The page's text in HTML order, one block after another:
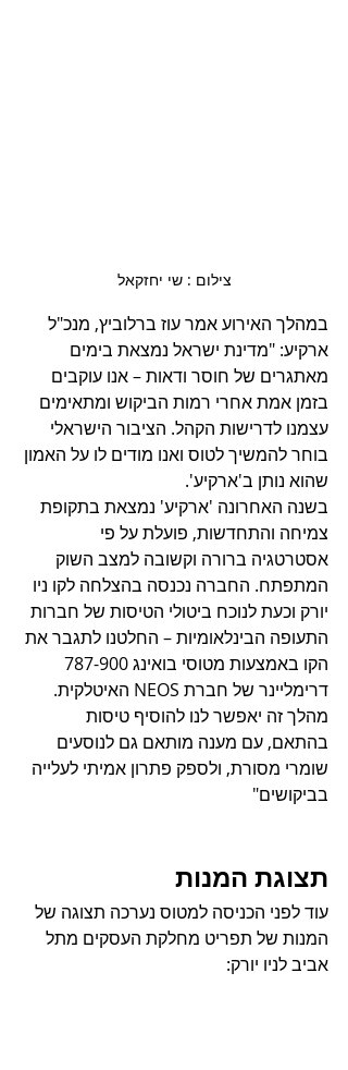
צילום : שי יחזקאל
במהלך האירוע אמר עוז ברלוביץ, מנכ"ל
ארקיע: "מדינת ישראל נמצאת בימים
מאתגרים של חוסר ודאות – אנו עוקבים
בזמן אמת אחרי רמות הביקוש ומתאימים
עצמנו לדרישות הקהל. הציבור הישראלי
בוחר להמשיך לטוס ואנו מודים לו על האמון
שהוא נותן ב'ארקיע'.
בשנה האחרונה 'ארקיע' נמצאת בתקופת
צמיחה והתחדשות, פועלת על פי
אסטרטגיה ברורה וקשובה למצב השוק
המתפתח. החברה נכנסה בהצלחה לקו ניו
יורק וכעת לנוכח ביטולי הטיסות של חברות
התעופה הבינלאומיות – החלטנו לתגבר את
דרימליינר של חברת NEOS האיטלקית.
מהלך זה יאפשר לנו להוסיף טיסות
בהתאם, עם מענה מותאם גם לנוסעים
שומרי מסורת, ולספק פתרון אמיתי לעלייה
בביקושים"
תצוגת המנות
עוד לפני הכניסה למטוס נערכה תצוגה של
המנות של תפריט מחלקת העסקים מתל
אביב לניו יורק: